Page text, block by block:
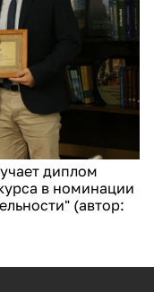
диплом
в номинации
(автор: